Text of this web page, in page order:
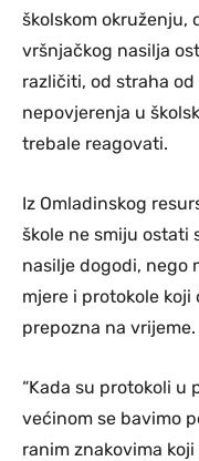
školskom okruženju,
vršnjačkog nasilja
različiti, od straha
nepovjerenja u
trebale reagovati.
Iz Omladinskog
škole ne smiju ostati
nasilje dogodi, nego
mjere i protokole
prepozna na vrijeme.
“Kada su protokoli u
većinom se bavimo
ranim znakovima